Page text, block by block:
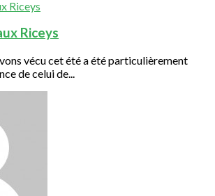
Riceys
vécu cet été a été particulièrement
de celui de...